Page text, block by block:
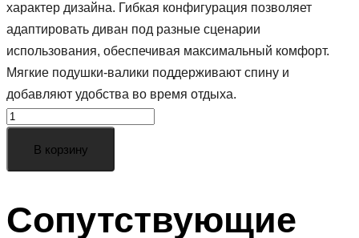
характер дизайна. Гибкая конфигурация позволяет
адаптировать диван под разные сценарии
использования, обеспечивая максимальный комфорт.
Мягкие подушки-валики поддерживают спину и
добавляют удобства во время отдыха.
Диван
бежевый
В корзину
Сопутствующие